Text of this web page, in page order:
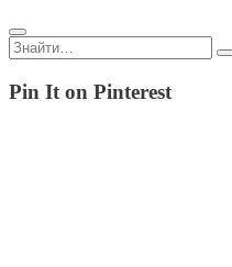
Пошук:
Pin It on Pinterest